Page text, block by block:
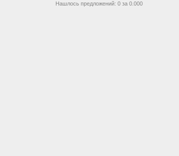
Нашлось предложений: 0 за 0.000